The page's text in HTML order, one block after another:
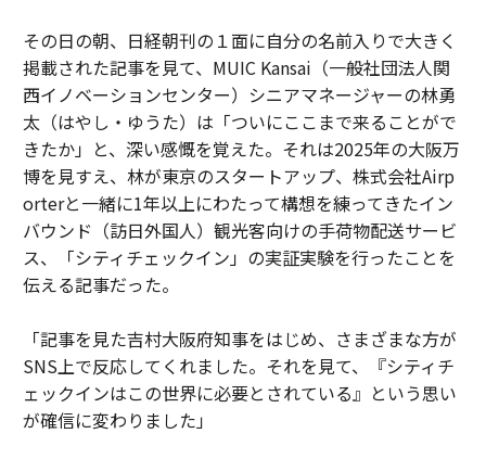
その日の朝、日経朝刊の１面に自分の名前入りで大きく
掲載された記事を見て、MUIC Kansai（一般社団法人関
西イノベーションセンター）シニアマネージャーの林勇
太（はやし・ゆうた）は「ついにここまで来ることがで
きたか」と、深い感慨を覚えた。それは2025年の大阪万
博を見すえ、林が東京のスタートアップ、株式会社Airp
orterと一緒に1年以上にわたって構想を練ってきたイン
バウンド（訪日外国人）観光客向けの手荷物配送サービ
ス、「シティチェックイン」の実証実験を行ったことを
伝える記事だった。
「記事を見た吉村大阪府知事をはじめ、さまざまな方が
SNS上で反応してくれました。それを見て、『シティチ
ェックインはこの世界に必要とされている』という思い
が確信に変わりました」